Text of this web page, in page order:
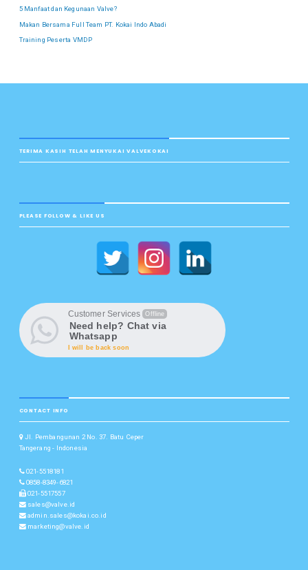
5 Manfaat dan Kegunaan Valve?
Makan Bersama Full Team PT. Kokai Indo Abadi
Training Peserta VMDP
TERIMA KASIH TELAH MENYUKAI VALVEKOKAI
PLEASE FOLLOW & LIKE US
Customer Services Offline
Need help? Chat via
Whatsapp
I will be back soon
CONTACT INFO
Jl. Pembangunan 2 No. 37. Batu Ceper
Tangerang - Indonesia
021-5518181
0858-8349-6821
021-5517557
sales@valve.id
admin.sales@kokai.co.id
marketing@valve.id